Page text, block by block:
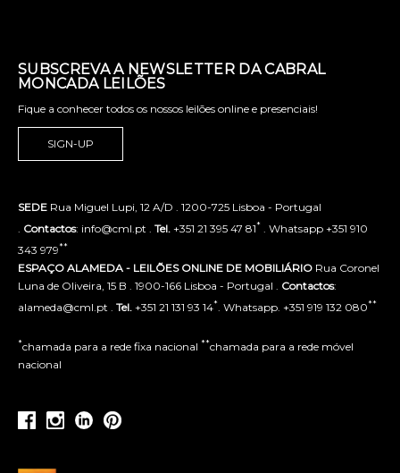
SUBSCREVA A NEWSLETTER DA CABRAL
MONCADA LEILÕES
Fique a conhecer todos os nossos leilões online e presenciais!
SIGN-UP
SEDE Rua Miguel Lupi, 12 A/D . 1200-725 Lisboa - Portugal
Contactos: info@cml.pt . Tel. +351 21 395 47 81* . Whatsapp +351 910
343 979**
ESPAÇO ALAMEDA - LEILÕES ONLINE DE MOBILIÁRIO Rua Coronel
Luna de Oliveira, 15 B . 1900-166 Lisboa - Portugal . Contactos:
alameda@cml.pt . Tel. +351 21 131 93 14* . Whatsapp. +351 919 132 080**
*chamada para a rede fixa nacional **chamada para a rede móvel
nacional